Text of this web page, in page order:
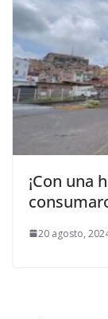
¡Con una
20 agosto,